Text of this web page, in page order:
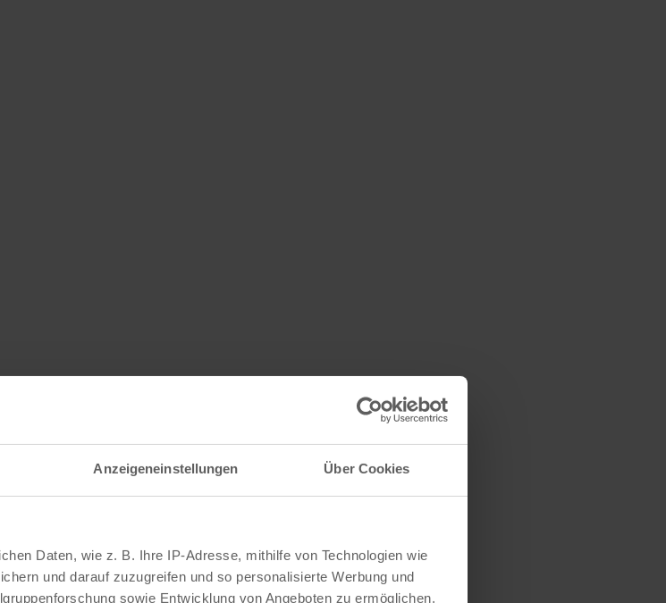
Anzeigeneinstellungen Über Cookies
Daten, wie z. B. Ihre IP-Adresse, mithilfe von Technologien wie
und darauf zuzugreifen und so personalisierte Werbung und
sowie Entwicklung von Angeboten zu ermöglichen.